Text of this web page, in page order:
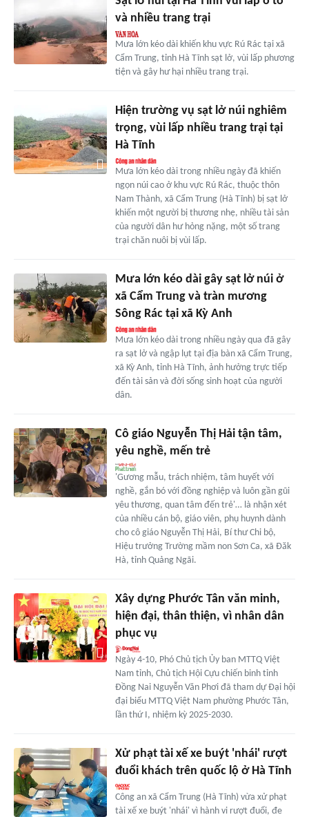
và nhiều trang trại
Mưa lớn kéo dài khiến khu vực Rú Rác tại xã
Cẩm Trung, tỉnh Hà Tĩnh sạt lở, vùi lấp phương
tiện và gây hư hại nhiều trang trại.
Hiện trường vụ sạt lở núi nghiêm
trọng, vùi lấp nhiều trang trại tại
Hà Tĩnh
Mưa lớn kéo dài trong nhiều ngày đã khiến
ngọn núi cao ở khu vực Rú Rác, thuộc thôn
Nam Thành, xã Cẩm Trung (Hà Tĩnh) bị sạt lở
khiến một người bị thương nhẹ, nhiều tài sản
của người dân hư hỏng nặng, một số trang
trại chăn nuôi bị vùi lấp.
Mưa lớn kéo dài gây sạt lở núi ở
xã Cẩm Trung và tràn mương
Sông Rác tại xã Kỳ Anh
Mưa lớn kéo dài trong nhiều ngày qua đã gây
ra sạt lở và ngập lụt tại địa bàn xã Cẩm Trung,
xã Kỳ Anh, tỉnh Hà Tĩnh, ảnh hưởng trực tiếp
đến tài sản và đời sống sinh hoạt của người
dân.
Cô giáo Nguyễn Thị Hải tận tâm,
yêu nghề, mến trẻ
'Gương mẫu, trách nhiệm, tâm huyết với
nghề, gắn bó với đồng nghiệp và luôn gần gũi
yêu thương, quan tâm đến trẻ'… là nhận xét
của nhiều cán bộ, giáo viên, phụ huynh dành
cho cô giáo Nguyễn Thị Hải, Bí thư Chi bộ,
Hiệu trưởng Trường mầm non Sơn Ca, xã Đăk
Hà, tỉnh Quảng Ngãi.
Xây dựng Phước Tân văn minh,
hiện đại, thân thiện, vì nhân dân
phục vụ
Ngày 4-10, Phó Chủ tịch Ủy ban MTTQ Việt
Nam tỉnh, Chủ tịch Hội Cựu chiến binh tỉnh
Đồng Nai Nguyễn Văn Phơi đã tham dự Đại hội
đại biểu MTTQ Việt Nam phường Phước Tân,
lần thứ I, nhiệm kỳ 2025-2030.
Xử phạt tài xế xe buýt 'nhái' rượt
đuổi khách trên quốc lộ ở Hà Tĩnh
Công an xã Cẩm Trung (Hà Tĩnh) vừa xử phạt
tài xế xe buýt 'nhái' vì hành vi rượt đuổi, đe